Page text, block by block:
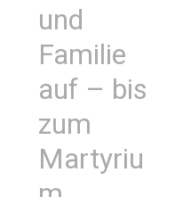
und
Familie
auf – bis
zum
Martyriu